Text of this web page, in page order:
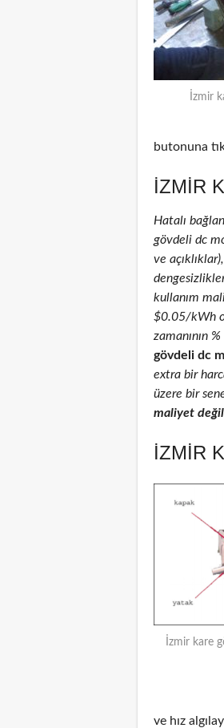
İzmir
butonuna
İZMIR
Hatalı
gövdeli dc
ve
kullanım
$0.05/kWh
zamanının
gövdeli dc
extra bir
üzere bir
maliyet
İZMIR
İzmir kare
ve hız